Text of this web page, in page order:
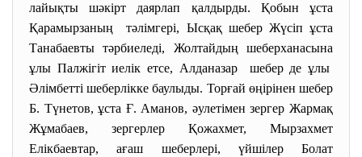
лайықты шәкірт даярлап қалдырды. Қобын ұста
Қарамырзаның тәлімгері, Ысқақ шебер Жүсіп ұста
Танабаевты тәрбиеледі, Жолтайдың шеберханасына
ұлы Палжігіт иелік етсе, Алданазар шебер де ұлы
Әлімбетті шеберлікке баулыды. Торғай өңірінен шебер
Б. Түнетов, ұста Ғ. Аманов, әулетімен зергер Жармақ
Жұмабаев, зергерлер Қожахмет, Мырзахмет
Елікбаевтар, ағаш шеберлері, үйшілер Болат